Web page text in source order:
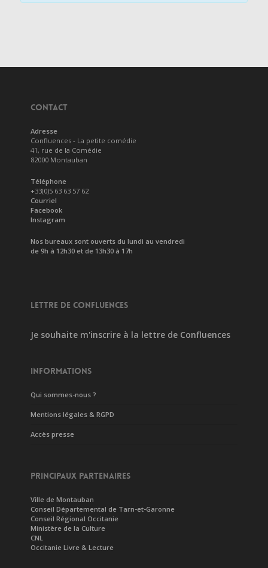
CONTACT
Adresse
Confluences - La petite comédie
41, rue de la Comédie
82000 Montauban
Téléphone
+33(0)5 63 63 57 62
Courriel
Facebook
Instagram
Nos bureaux sont ouverts du lundi au vendredi
de 9h à 12h30 et de 13h30 à 17h
LETTRE DE CONFLUENCES
Je souhaite m'inscrire à la lettre de Confluences
INFORMATIONS
Qui sommes-nous ?
Mentions légales & RGPD
Accès presse
PRINCIPAUX PARTENAIRES
Ville de Montauban
Conseil Départemental de Tarn-et-Garonne
Conseil Régional Occitanie
Ministère de la Culture
CNL
Occitanie Livre & Lecture